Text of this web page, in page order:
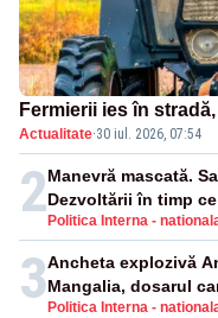
Fermierii ies în
Actualitate·30 iul. 2026, 07:54
2 Politica Interna -
Manevră mascată.
Dezvoltării în timp
3 Politica Interna -
Ancheta explozivă
Mangalia, dosarul